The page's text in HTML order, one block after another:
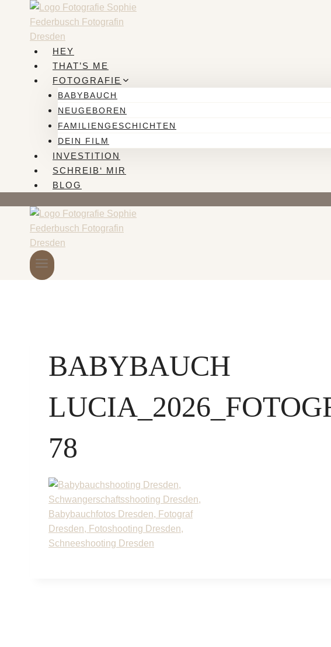
springen
HEY
THAT’S ME
FOTOGRAFIE
BABYBAUCH
NEUGEBOREN
FAMILIENGESCHICHTEN
DEIN FILM
INVESTITION
SCHREIB‘ MIR
BLOG
BABYBAUCH
78